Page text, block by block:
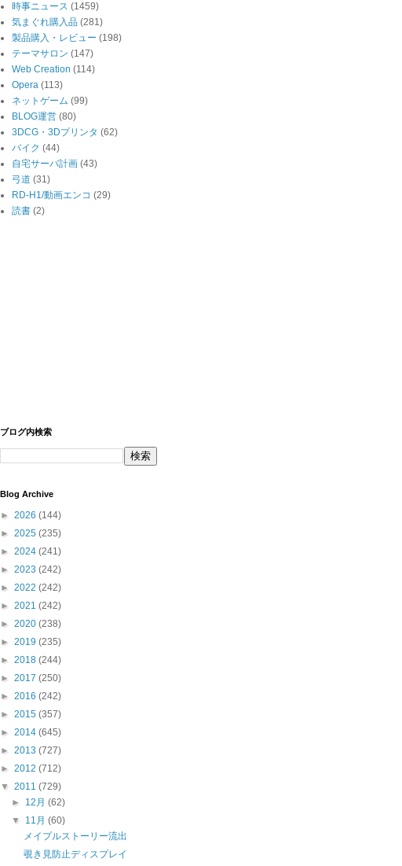
時事ニュース (1459)
気まぐれ購入品 (281)
製品購入・レビュー (198)
テーマサロン (147)
Web Creation (114)
Opera (113)
ネットゲーム (99)
BLOG運営 (80)
3DCG・3Dプリンタ (62)
バイク (44)
自宅サーバ計画 (43)
弓道 (31)
RD-H1/動画エンコ (29)
読書 (2)
ブログ内検索
Blog Archive
► 2026 (144)
► 2025 (235)
► 2024 (241)
► 2023 (242)
► 2022 (242)
► 2021 (242)
► 2020 (238)
► 2019 (235)
► 2018 (244)
► 2017 (250)
► 2016 (242)
► 2015 (357)
► 2014 (645)
► 2013 (727)
► 2012 (712)
▼ 2011 (729)
► 12月(62)
▼ 11月(60)
メイプルストーリー流出
覗き見防止ディスプレイ